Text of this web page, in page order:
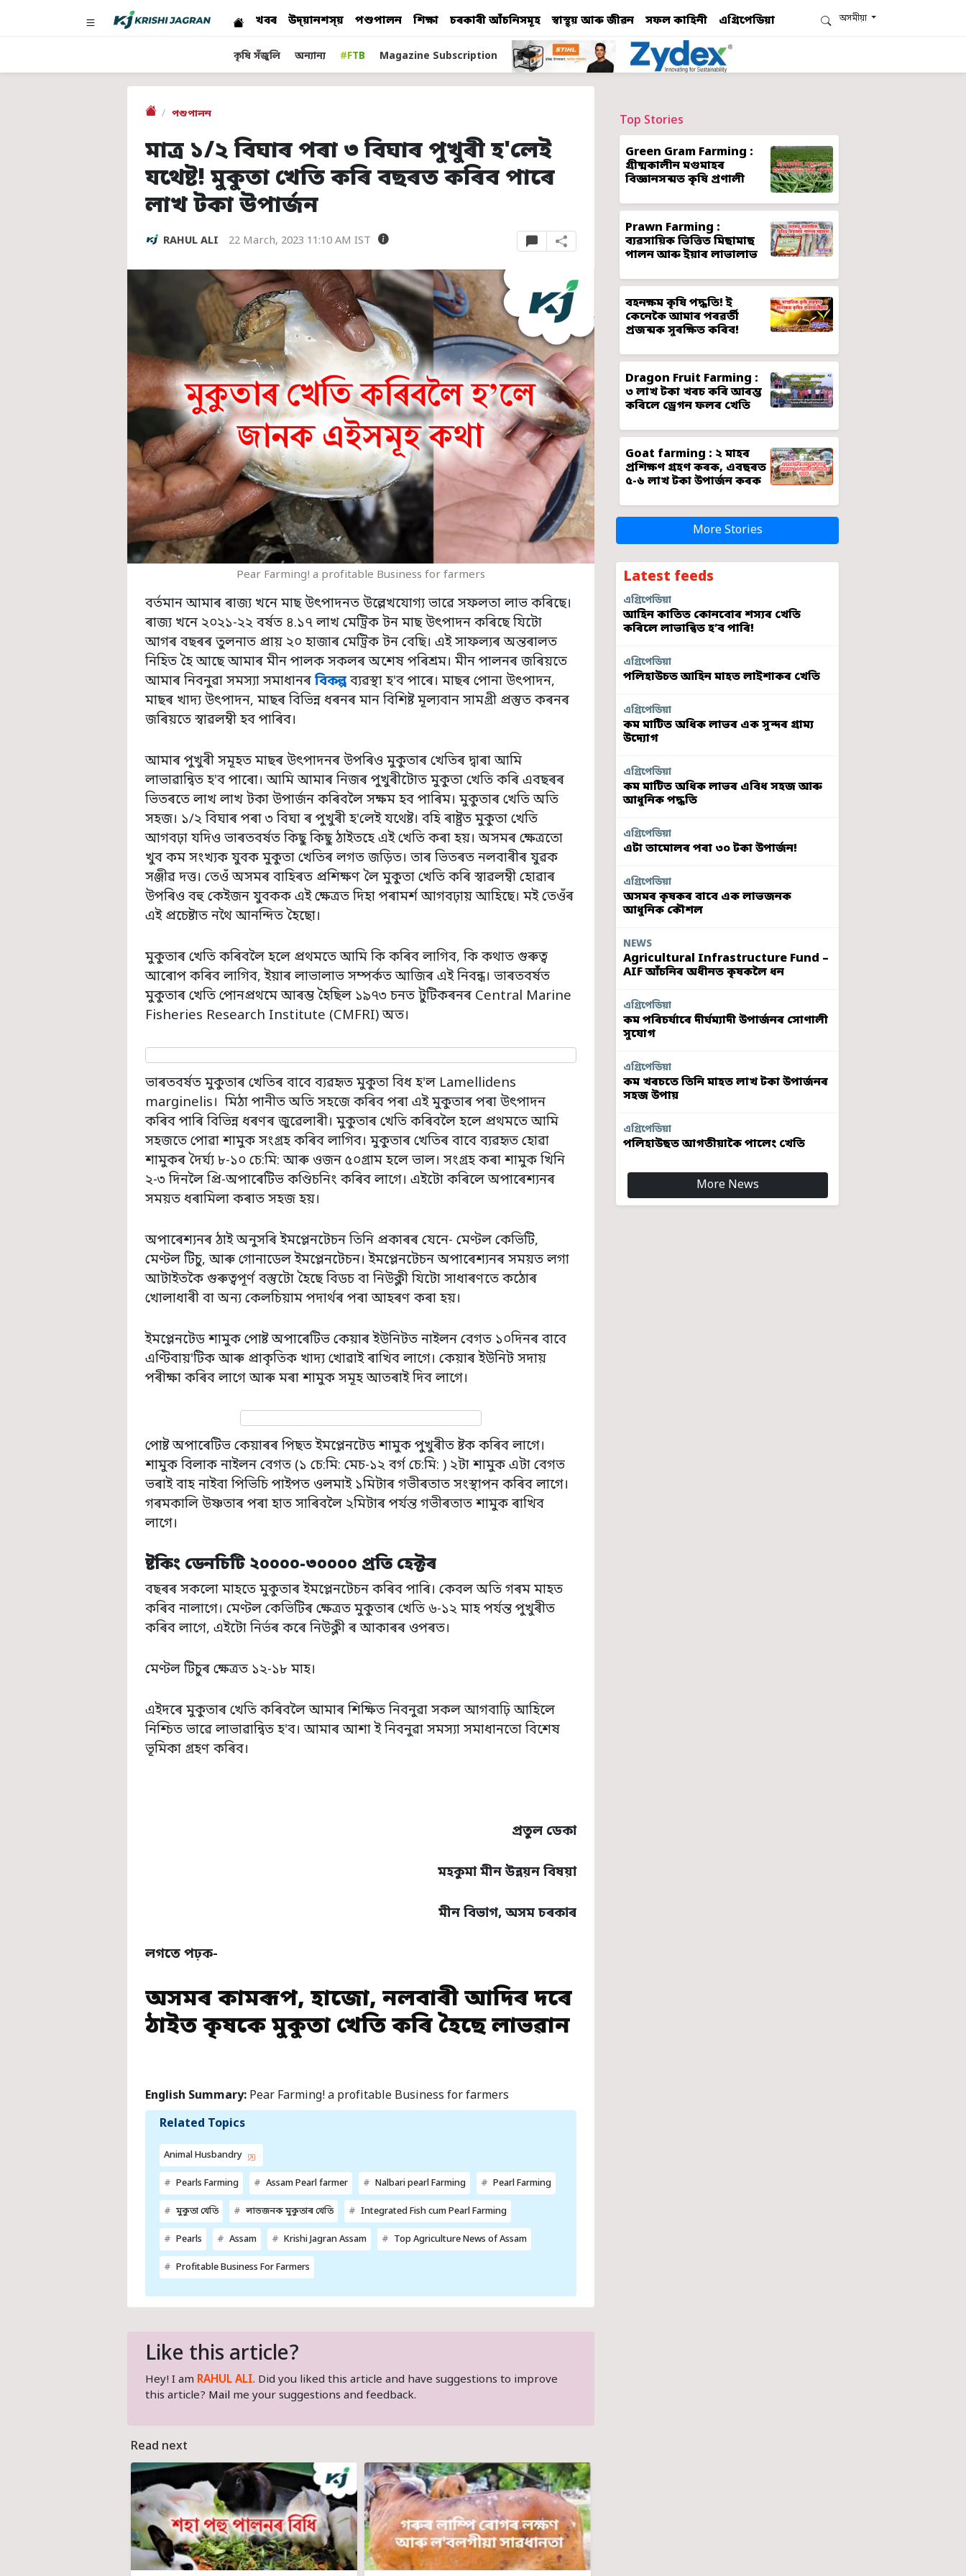
খবৰ উদ্য়ানশস্য় পশুপালন শিক্ষা চৰকাৰী আঁচনিসমূহ স্বাস্থ্য় আৰু জীৱন সফল কাহিনী এগ্ৰিপেডিয়া অসমীয়া
কৃষি সঁজুলি অন্যান্য #FTB Magazine Subscription
পশুপালন
মাত্ৰ ১/২ বিঘাৰ পৰা ৩ বিঘাৰ পুখুৰী হ'লেই
যথেষ্ট! মুকুতা খেতি কৰি বছৰত কৰিব পাৰে
লাখ টকা উপাৰ্জন
RAHUL ALI 22 March, 2023 11:10 AM IST
Pear Farming! a profitable Business for farmers
বৰ্তমান আমাৰ ৰাজ্য খনে মাছ উৎপাদনত উল্লেখযোগ্য ভাৱে সফলতা লাভ কৰিছে।
ৰাজ্য খনে ২০২১-২২ বৰ্ষত ৪.১৭ লাখ মেট্ৰিক টন মাছ উৎপাদন কৰিছে যিটো
আগৰ বছৰৰ তুলনাত প্ৰায় ২০ হাজাৰ মেট্ৰিক টন বেছি। এই সাফল্যৰ অন্তৰালত
নিহিত হৈ আছে আমাৰ মীন পালক সকলৰ অশেষ পৰিশ্ৰম। মীন পালনৰ জৰিয়তে
আমাৰ নিবনুৱা সমস্যা সমাধানৰ বিকল্প ব্যৱস্থা হ'ব পাৰে। মাছৰ পোনা উৎপাদন,
মাছৰ খাদ্য উৎপাদন, মাছৰ বিভিন্ন ধৰনৰ মান বিশিষ্ট মূল্যবান সামগ্ৰী প্ৰস্তুত কৰনৰ
জৰিয়তে স্বাৱলম্বী হব পাৰিব।
আমাৰ পুখুৰী সমূহত মাছৰ উৎপাদনৰ উপৰিও মুকুতাৰ খেতিৰ দ্বাৰা আমি
লাভাৱান্বিত হ'ব পাৰো। আমি আমাৰ নিজৰ পুখুৰীটোত মুকুতা খেতি কৰি এবছৰৰ
ভিতৰতে লাখ লাখ টকা উপাৰ্জন কৰিবলৈ সক্ষম হব পাৰিম। মুকুতাৰ খেতি অতি
সহজ। ১/২ বিঘাৰ পৰা ৩ বিঘা ৰ পুখুৰী হ'লেই যথেষ্ট। বহি ৰাষ্ট্ৰত মুকুতা খেতি
আগবঢ়া যদিও ভাৰতবৰ্ষত কিছু কিছু ঠাইতহে এই খেতি কৰা হয়। অসমৰ ক্ষেত্ৰতো
খুব কম সংখ্যক যুবক মুকুতা খেতিৰ লগত জড়িত। তাৰ ভিতৰত নলবাৰীৰ যুৱক
সঞ্জীৱ দত্ত। তেওঁ অসমৰ বাহিৰত প্ৰশিক্ষণ লৈ মুকুতা খেতি কৰি স্বাৱলম্বী হোৱাৰ
উপৰিও বহু কেইজন যুবকক এই ক্ষেত্ৰত দিহা পৰামৰ্শ আগবঢ়ায় আহিছে। মই তেওঁৰ
এই প্ৰচেষ্টাত নথৈ আনন্দিত হৈছো।
মুকুতাৰ খেতি কৰিবলৈ হলে প্ৰথমতে আমি কি কৰিব লাগিব, কি কথাত গুৰুত্ব
আৰোপ কৰিব লাগিব, ইয়াৰ লাভালাভ সম্পৰ্কত আজিৰ এই নিবন্ধ। ভাৰতবৰ্ষত
মুকুতাৰ খেতি পোনপ্ৰথমে আৰম্ভ হৈছিল ১৯৭৩ চনত টুটিকৰনৰ Central Marine
Fisheries Research Institute (CMFRI) অত।
ভাৰতবৰ্ষত মুকুতাৰ খেতিৰ বাবে ব্যৱহৃত মুকুতা বিধ হ'ল Lamellidens
marginelis। মিঠা পানীত অতি সহজে কৰিব পৰা এই মুকুতাৰ পৰা উৎপাদন
কৰিব পাৰি বিভিন্ন ধৰণৰ জুৱেলাৰী। মুকুতাৰ খেতি কৰিবলৈ হলে প্ৰথমতে আমি
সহজতে পোৱা শামুক সংগ্ৰহ কৰিব লাগিব। মুকুতাৰ খেতিৰ বাবে ব্যৱহৃত হোৱা
শামুকৰ দৈৰ্ঘ্য ৮-১০ চে:মি: আৰু ওজন ৫০গ্ৰাম হলে ভাল। সংগ্ৰহ কৰা শামুক খিনি
২-৩ দিনলৈ প্ৰি-অপাৰেটিভ কণ্ডিচনিং কৰিব লাগে। এইটো কৰিলে অপাৰেশ্যনৰ
সময়ত ধৰামিলা কৰাত সহজ হয়।
অপাৰেশ্যনৰ ঠাই অনুসৰি ইমপ্লেনটেচন তিনি প্ৰকাৰৰ যেনে- মেণ্টল কেভিটি,
মেণ্টল টিচু, আৰু গোনাডেল ইমপ্লেনটেচন। ইমপ্লেনটেচন অপাৰেশ্যনৰ সময়ত লগা
আটাইতকৈ গুৰুত্বপূৰ্ণ বস্তুটো হৈছে বিডচ বা নিউক্লী যিটো সাধাৰণতে কঠোৰ
খোলাধাৰী বা অন্য কেলচিয়াম পদাৰ্থৰ পৰা আহৰণ কৰা হয়।
ইমপ্লেনটেড শামুক পোষ্ট অপাৰেটিভ কেয়াৰ ইউনিটত নাইলন বেগত ১০দিনৰ বাবে
এণ্টিবায়'টিক আৰু প্ৰাকৃতিক খাদ্য খোৱাই ৰাখিব লাগে। কেয়াৰ ইউনিট সদায়
পৰীক্ষা কৰিব লাগে আৰু মৰা শামুক সমূহ আতৰাই দিব লাগে।
পোষ্ট অপাৰেটিভ কেয়াৰৰ পিছত ইমপ্লেনটেড শামুক পুখুৰীত ষ্টক কৰিব লাগে।
শামুক বিলাক নাইলন বেগত (১ চে:মি: মেচ-১২ বৰ্গ চে:মি: ) ২টা শামুক এটা বেগত
ভৰাই বাহ নাইবা পিভিচি পাইপত ওলমাই ১মিটাৰ গভীৰতাত সংস্থাপন কৰিব লাগে।
গৰমকালি উষ্ণতাৰ পৰা হাত সাৰিবলৈ ২মিটাৰ পৰ্যন্ত গভীৰতাত শামুক ৰাখিব
লাগে।
ষ্টকিং ডেনচিটি ২০০০০-৩০০০০ প্ৰতি হেক্টৰ
বছৰৰ সকলো মাহতে মুকুতাৰ ইমপ্লেনটেচন কৰিব পাৰি। কেবল অতি গৰম মাহত
কৰিব নালাগে। মেণ্টল কেভিটিৰ ক্ষেত্ৰত মুকুতাৰ খেতি ৬-১২ মাহ পৰ্যন্ত পুখুৰীত
কৰিব লাগে, এইটো নিৰ্ভৰ কৰে নিউক্লী ৰ আকাৰৰ ওপৰত।
মেণ্টল টিচুৰ ক্ষেত্ৰত ১২-১৮ মাহ।
এইদৰে মুকুতাৰ খেতি কৰিবলৈ আমাৰ শিক্ষিত নিবনুৱা সকল আগবাঢ়ি আহিলে
নিশ্চিত ভাৱে লাভাৱান্বিত হ'ব। আমাৰ আশা ই নিবনুৱা সমস্যা সমাধানতো বিশেষ
ভূমিকা গ্ৰহণ কৰিব।
প্ৰতুল ডেকা
মহকুমা মীন উন্নয়ন বিষয়া
মীন বিভাগ, অসম চৰকাৰ
লগতে পঢ়ক-
অসমৰ কামৰূপ, হাজো, নলবাৰী আদিৰ দৰে
ঠাইত কৃষকে মুকুতা খেতি কৰি হৈছে লাভৱান
English Summary: Pear Farming! a profitable Business for farmers
Related Topics
Animal Husbandry
Pearls Farming Assam Pearl farmer Nalbari pearl Farming Pearl Farming
মুকুতা খেতি লাভজনক মুকুতাৰ খেতি Integrated Fish cum Pearl Farming
Pearls Assam Krishi Jagran Assam Top Agriculture News of Assam
Profitable Business For Farmers
Like this article?
Hey! I am RAHUL ALI. Did you liked this article and have suggestions to improve
this article? Mail me your suggestions and feedback.
Read next
Top Stories
Green Gram Farming :
গ্ৰীষ্মকালীন মগুমাহৰ
বিজ্ঞানসন্মত কৃষি প্ৰণালী
Prawn Farming :
ব্যৱসায়িক ভিত্তিত মিছামাছ
পালন আৰু ইয়াৰ লাভালাভ
বহনক্ষম কৃষি পদ্ধতি! ই
কেনেকৈ আমাৰ পৰৱৰ্তী
প্ৰজন্মক সুৰক্ষিত কৰিব!
Dragon Fruit Farming :
৩ লাখ টকা খৰচ কৰি আৰম্ভ
কৰিলে ড্ৰেগন ফলৰ খেতি
Goat farming : ২ মাহৰ
প্ৰশিক্ষণ গ্ৰহণ কৰক, এবছৰত
৫-৬ লাখ টকা উপাৰ্জন কৰক
More Stories
Latest feeds
এগ্ৰিপেডিয়া
আহিন কাতিত কোনবোৰ শস্যৰ খেতি
কৰিলে লাভান্বিত হ’ব পাৰি!
এগ্ৰিপেডিয়া
পলিহাউচত আহিন মাহত লাইশাকৰ খেতি
এগ্ৰিপেডিয়া
কম মাটিত অধিক লাভৰ এক সুন্দৰ গ্ৰাম্য
উদ্যোগ
এগ্ৰিপেডিয়া
কম মাটিত অধিক লাভৰ এবিধ সহজ আৰু
আধুনিক পদ্ধতি
এগ্ৰিপেডিয়া
এটা তামোলৰ পৰা ৩০ টকা উপাৰ্জন!
এগ্ৰিপেডিয়া
অসমৰ কৃষকৰ বাবে এক লাভজনক
আধুনিক কৌশল
NEWS
Agricultural Infrastructure Fund –
AIF আঁচনিৰ অধীনত কৃষকলৈ ধন
এগ্ৰিপেডিয়া
কম পৰিচৰ্যাৰে দীৰ্ঘম্যাদী উপাৰ্জনৰ সোণালী
সুযোগ
এগ্ৰিপেডিয়া
কম খৰচতে তিনি মাহত লাখ টকা উপাৰ্জনৰ
সহজ উপায়
এগ্ৰিপেডিয়া
পলিহাউছত আগতীয়াকৈ পালেং খেতি
More News